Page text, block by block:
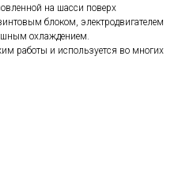
на шасси поверх
блоком, электродвигателем
охлаждением.
работы и используется во многих